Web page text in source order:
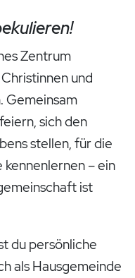
Zentrum
und
Gemeinsam
sich den
stellen, für die
– ein
ist
du persönliche
als Hausgemeinde